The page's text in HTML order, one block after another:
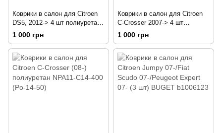
Коврики в салон для Citroen
DS5, 2012-> 4 шт полиуретан
CARCRN10039h
1 000 грн
Коврики в салон для Citroen
C-Crosser 2007-> 4 шт
полиуретан CARCRN00019
1 000 грн